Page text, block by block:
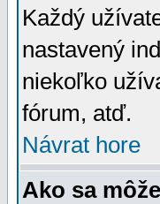
Každý
nastavený
niekoľko
fórum, atď.
Návrat hore
Ako sa